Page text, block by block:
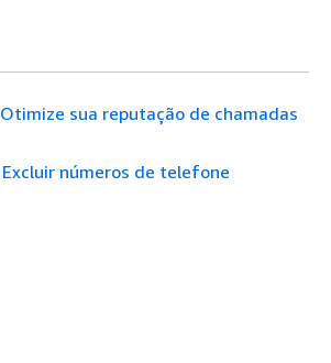
Otimize sua reputação de chamadas
Excluir números de telefone